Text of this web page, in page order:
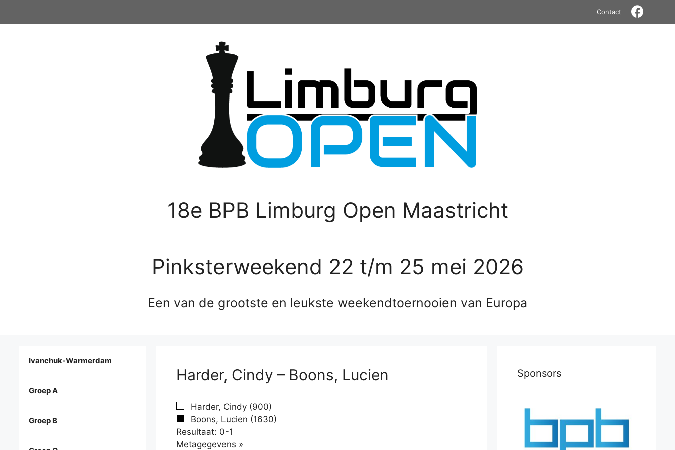
Contact
18e BPB Limburg Open Maastricht
Pinksterweekend 22 t/m 25 mei 2026
Een van de grootste en leukste weekendtoernooien van Europa
Harder, Cindy – Boons, Lucien
Harder, Cindy (900)
Boons, Lucien (1630)
Resultaat: 0-1
Metagegevens »
Ivanchuk-Warmerdam
Groep A
Groep B
Sponsors